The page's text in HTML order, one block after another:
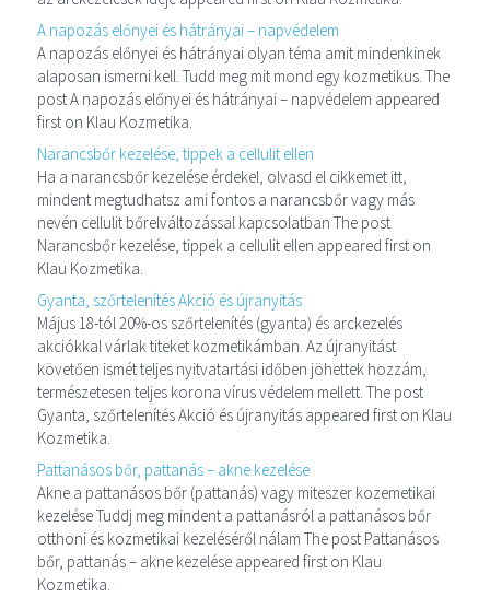
A napozás előnyei és hátrányai – napvédelem
A napozás előnyei és hátrányai olyan téma amit mindenkinek
alaposan ismerni kell. Tudd meg mit mond egy kozmetikus. The
post A napozás előnyei és hátrányai – napvédelem appeared
first on Klau Kozmetika.
Narancsbőr kezelése, tippek a cellulit ellen
Ha a narancsbőr kezelése érdekel, olvasd el cikkemet itt,
mindent megtudhatsz ami fontos a narancsbőr vagy más
nevén cellulit bőrelváltozással kapcsolatban The post
Narancsbőr kezelése, tippek a cellulit ellen appeared first on
Klau Kozmetika.
Gyanta, szőrtelenítés Akció és újranyitás
Május 18-tól 20%-os szőrtelenítés (gyanta) és arckezelés
akciókkal várlak titeket kozmetikámban. Az újranyitást
követően ismét teljes nyitvatartási időben jöhettek hozzám,
természetesen teljes korona vírus védelem mellett. The post
Gyanta, szőrtelenítés Akció és újranyitás appeared first on Klau
Kozmetika.
Pattanásos bőr, pattanás – akne kezelése
Akne a pattanásos bőr (pattanás) vagy miteszer kozemetikai
kezelése Tuddj meg mindent a pattanásról a pattanásos bőr
otthoni és kozmetikai kezeléséről nálam The post Pattanásos
bőr, pattanás – akne kezelése appeared first on Klau
Kozmetika.